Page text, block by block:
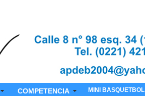
COMPETENCIA MINI BASQUETBOL